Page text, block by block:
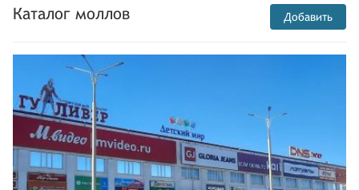
Каталог моллов Добавить